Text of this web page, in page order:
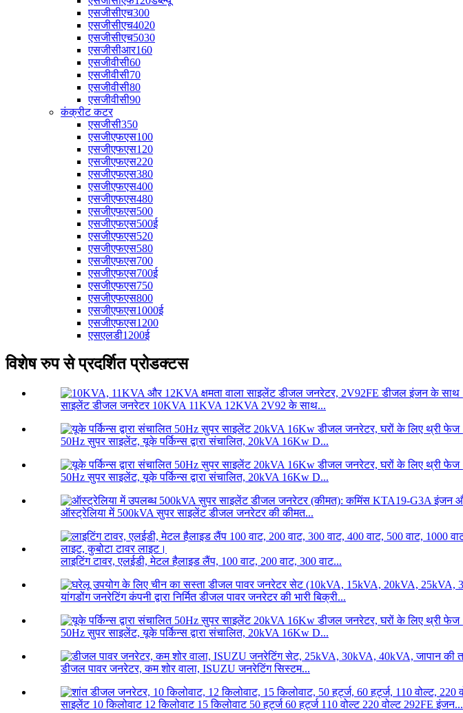
एसजीसीएच300
एसजीसीएच4020
एसजीसीएच5030
एसजीसीआर160
एसजीवीसी60
एसजीवीसी70
एसजीवीसी80
एसजीवीसी90
कंक्रीट कटर
एसजीसी350
एसजीएफएस100
एसजीएफएस120
एसजीएफएस220
एसजीएफएस380
एसजीएफएस400
एसजीएफएस480
एसजीएफएस500
एसजीएफएस500ई
एसजीएफएस520
एसजीएफएस580
एसजीएफएस700
एसजीएफएस700ई
एसजीएफएस750
एसजीएफएस800
एसजीएफएस1000ई
एसजीएफएस1200
एसएलडी1200ई
विशेष रुप से प्रदर्शित प्रोडक्टस
साइलेंट डीजल जनरेटर 10KVA 11KVA 12KVA 2V92 के साथ...
50Hz सुपर साइलेंट, यूके पर्किन्स द्वारा संचालित, 20kVA 16Kw D...
50Hz सुपर साइलेंट, यूके पर्किन्स द्वारा संचालित, 20kVA 16Kw D...
ऑस्ट्रेलिया में 500kVA सुपर साइलेंट डीजल जनरेटर की कीमत...
लाइटिंग टावर, एलईडी, मेटल हैलाइड लैंप, 100 वाट, 200 वाट, 300 वाट...
यांगडोंग जनरेटिंग कंपनी द्वारा निर्मित डीजल पावर जनरेटर की भारी बिक्री...
50Hz सुपर साइलेंट, यूके पर्किन्स द्वारा संचालित, 20kVA 16Kw D...
डीजल पावर जनरेटर, कम शोर वाला, ISUZU जनरेटिंग सिस्टम...
साइलेंट 10 किलोवाट 12 किलोवाट 15 किलोवाट 50 हर्ट्ज 60 हर्ट्ज 110 वोल्ट 220 वोल्ट 292FE इंजन...